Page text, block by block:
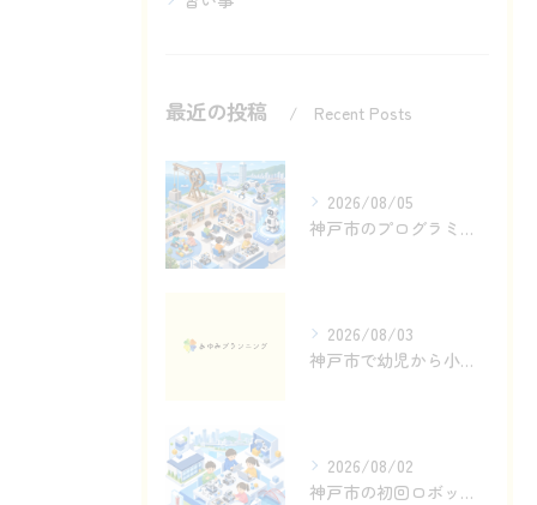
最近の投稿 Recent Posts
2026/08/05
神戸市のプログラミング教室で滑車からロボットへ
2026/08/03
神戸市で幼児から小学生へ続くロボットものづくり
2026/08/02
神戸市の初回ロボットプログラミング体験で見る動き